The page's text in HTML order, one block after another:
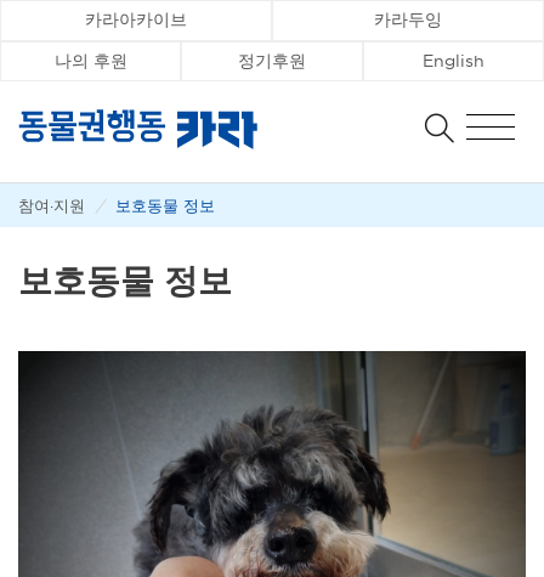
카라아카이브 카라두잉
나의 후원 정기후원 English
참여·지원 / 보호동물 정보
보호동물 정보